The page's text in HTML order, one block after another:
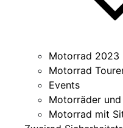
Motorrad 2023
Motorrad
Events
Motorräder
Motorrad mit